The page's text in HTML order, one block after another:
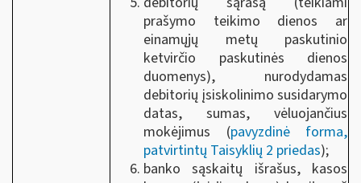
prašymo teikimo dienos ar
einamųjų metų paskutinio
ketvirčio paskutinės dienos
duomenys), nurodydamas
debitorių įsiskolinimo susidarymo
datas, sumas, vėluojančius
mokėjimus (pavyzdinė forma,
patvirtintų Taisyklių 2 priedas);
banko sąskaitų išrašus, kasos